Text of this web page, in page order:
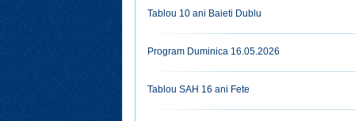
Tablou 10 ani Baieti Dublu
Program Duminica 16.05.2026
Tablou SAH 16 ani Fete